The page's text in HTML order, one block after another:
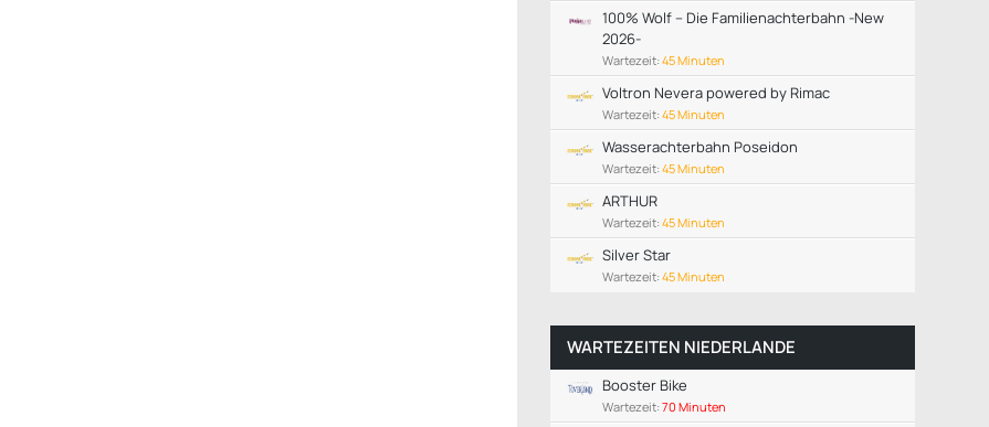
100% Wolf – Die Familienachterbahn -New
2026-
Wartezeit: 45 Minuten
Voltron Nevera powered by Rimac
Wartezeit: 45 Minuten
Wasserachterbahn Poseidon
Wartezeit: 45 Minuten
ARTHUR
Wartezeit: 45 Minuten
Silver Star
Wartezeit: 45 Minuten
WARTEZEITEN NIEDERLANDE
Booster Bike
Wartezeit: 70 Minuten